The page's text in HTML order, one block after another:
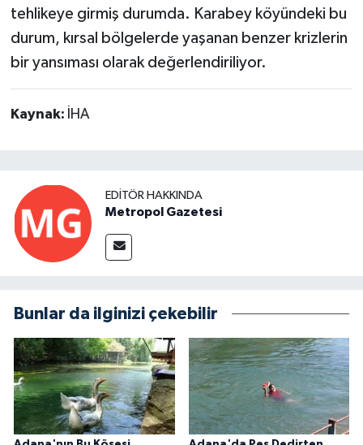
tehlikeye girmiş durumda. Karabey köyündeki bu
durum, kırsal bölgelerde yaşanan benzer krizlerin
bir yansıması olarak değerlendiriliyor.
Kaynak: İHA
EDITÖR HAKKINDA
Metropol Gazetesi
Bunlar da ilginizi çekebilir